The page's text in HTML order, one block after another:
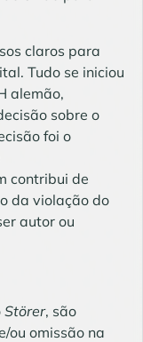
claros para
Tudo se iniciou
alemão,
sobre o
foi o
contribui de
da violação do
autor ou
Störer, são
ou omissão na